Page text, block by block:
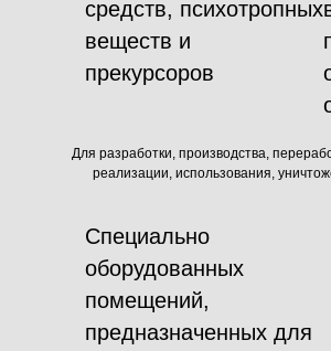
средств, психотропных
веществ и
прекурсоров
Для разработки, производства,
реализации, использования,
Специально
оборудованных
помещений,
предназначенных для